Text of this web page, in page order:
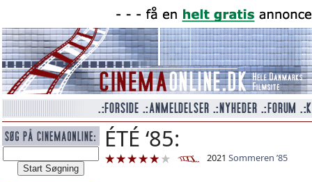
ÉTÉ ‘85:
2021 Sommeren ’85